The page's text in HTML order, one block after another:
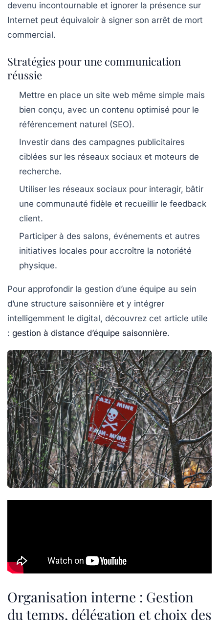
devenu incontournable et ignorer la présence sur
Internet peut équivaloir à signer son arrêt de mort
commercial.
Stratégies pour une communication
réussie
Mettre en place un site web même simple mais
bien conçu, avec un contenu optimisé pour le
référencement naturel (SEO).
Investir dans des campagnes publicitaires
ciblées sur les réseaux sociaux et moteurs de
recherche.
Utiliser les réseaux sociaux pour interagir, bâtir
une communauté fidèle et recueillir le feedback
client.
Participer à des salons, événements et autres
initiatives locales pour accroître la notoriété
physique.
Pour approfondir la gestion d’une équipe au sein
d’une structure saisonnière et y intégrer
intelligemment le digital, découvrez cet article utile
: gestion à distance d’équipe saisonnière.
Organisation interne : Gestion
du temps, délégation et choix des